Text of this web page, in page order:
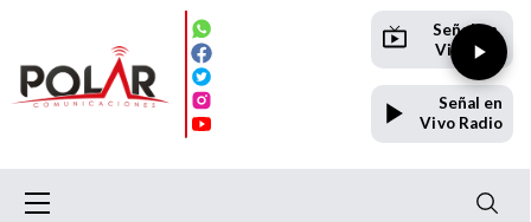
Señal en
Vivo TV
Señal en
Vivo Radio